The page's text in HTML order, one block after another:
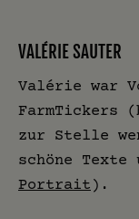
VALÉRIE SAUTER
Valérie war
FarmTickers
zur Stelle
schöne
Portrait ).